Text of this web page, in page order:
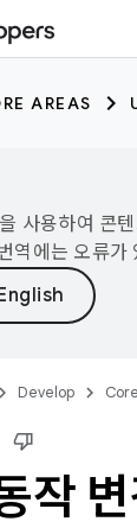
AREAS
사용하여 콘
역에는 오류가
Develop
작